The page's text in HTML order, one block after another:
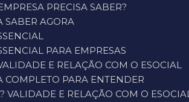
PRECISA SABER?
SABER AGORA
PARA EMPRESAS
E RELAÇÃO COM O ESOCIAL
COMPLETO PARA ENTENDER
VALIDADE E RELAÇÃO COM O